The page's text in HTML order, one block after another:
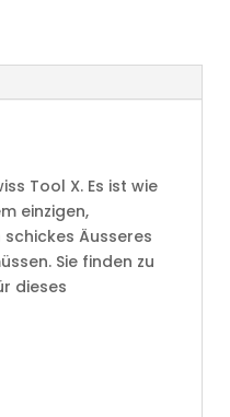
Tool X. Es ist wie
einzigen,
Äusseres
Sie finden zu
dieses